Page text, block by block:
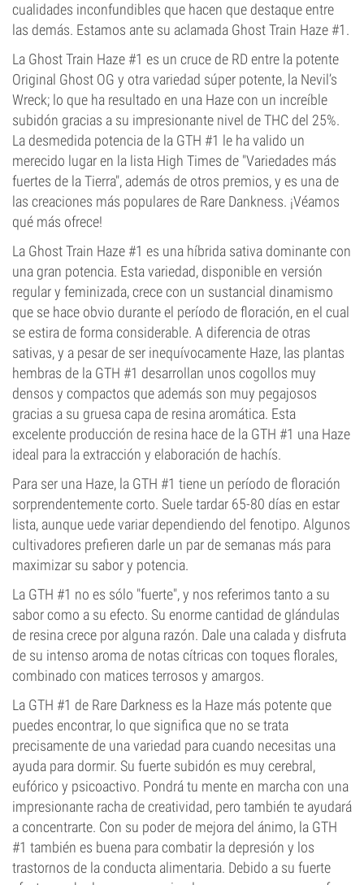
cualidades inconfundibles que hacen que destaque entre
las demás. Estamos ante su aclamada Ghost Train Haze #1.
La Ghost Train Haze #1 es un cruce de RD entre la potente
Original Ghost OG y otra variedad súper potente, la Nevil’s
Wreck; lo que ha resultado en una Haze con un increíble
subidón gracias a su impresionante nivel de THC del 25%.
La desmedida potencia de la GTH #1 le ha valido un
merecido lugar en la lista High Times de "Variedades más
fuertes de la Tierra", además de otros premios, y es una de
las creaciones más populares de Rare Dankness. ¡Véamos
qué más ofrece!
La Ghost Train Haze #1 es una híbrida sativa dominante con
una gran potencia. Esta variedad, disponible en versión
regular y feminizada, crece con un sustancial dinamismo
que se hace obvio durante el período de floración, en el cual
se estira de forma considerable. A diferencia de otras
sativas, y a pesar de ser inequívocamente Haze, las plantas
hembras de la GTH #1 desarrollan unos cogollos muy
densos y compactos que además son muy pegajosos
gracias a su gruesa capa de resina aromática. Esta
excelente producción de resina hace de la GTH #1 una Haze
ideal para la extracción y elaboración de hachís.
Para ser una Haze, la GTH #1 tiene un período de floración
sorprendentemente corto. Suele tardar 65-80 días en estar
lista, aunque uede variar dependiendo del fenotipo. Algunos
cultivadores prefieren darle un par de semanas más para
maximizar su sabor y potencia.
La GTH #1 no es sólo "fuerte", y nos referimos tanto a su
sabor como a su efecto. Su enorme cantidad de glándulas
de resina crece por alguna razón. Dale una calada y disfruta
de su intenso aroma de notas cítricas con toques florales,
combinado con matices terrosos y amargos.
La GTH #1 de Rare Darkness es la Haze más potente que
puedes encontrar, lo que significa que no se trata
precisamente de una variedad para cuando necesitas una
ayuda para dormir. Su fuerte subidón es muy cerebral,
eufórico y psicoactivo. Pondrá tu mente en marcha con una
impresionante racha de creatividad, pero también te ayudará
a concentrarte. Con su poder de mejora del ánimo, la GTH
#1 también es buena para combatir la depresión y los
trastornos de la conducta alimentaria. Debido a su fuerte